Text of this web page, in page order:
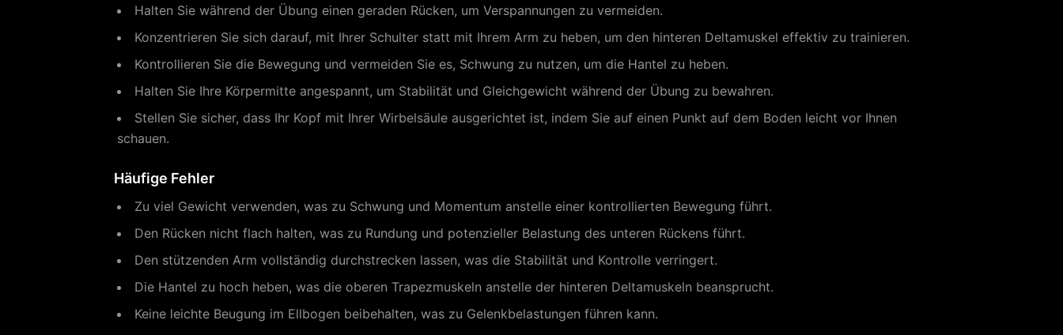
Halten Sie während der Übung einen geraden Rücken, um Verspannungen zu vermeiden.
Konzentrieren Sie sich darauf, mit Ihrer Schulter statt mit Ihrem Arm zu heben, um den hinteren Deltamuskel effektiv zu trainieren.
Kontrollieren Sie die Bewegung und vermeiden Sie es, Schwung zu nutzen, um die Hantel zu heben.
Halten Sie Ihre Körpermitte angespannt, um Stabilität und Gleichgewicht während der Übung zu bewahren.
Stellen Sie sicher, dass Ihr Kopf mit Ihrer Wirbelsäule ausgerichtet ist, indem Sie auf einen Punkt auf dem Boden leicht vor Ihnen
schauen.
Häufige Fehler
Zu viel Gewicht verwenden, was zu Schwung und Momentum anstelle einer kontrollierten Bewegung führt.
Den Rücken nicht flach halten, was zu Rundung und potenzieller Belastung des unteren Rückens führt.
Den stützenden Arm vollständig durchstrecken lassen, was die Stabilität und Kontrolle verringert.
Die Hantel zu hoch heben, was die oberen Trapezmuskeln anstelle der hinteren Deltamuskeln beansprucht.
Keine leichte Beugung im Ellbogen beibehalten, was zu Gelenkbelastungen führen kann.